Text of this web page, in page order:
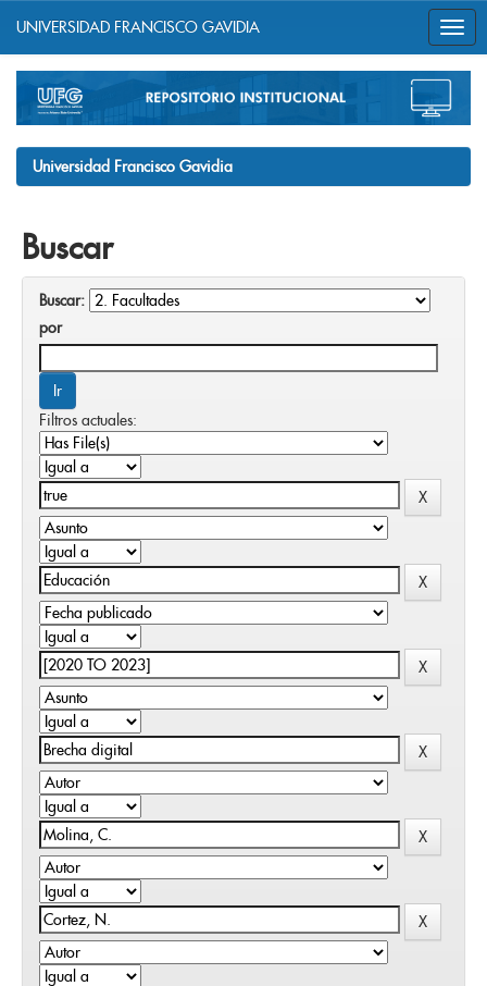
navigation
UNIVERSIDAD FRANCISCO GAVIDIA
Universidad Francisco Gavidia
Buscar
Buscar:
por
Filtros actuales: